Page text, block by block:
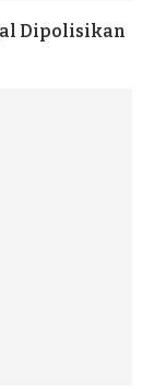
Dipolisikan